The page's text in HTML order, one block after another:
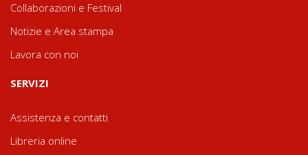
Collaborazioni e Festival
Notizie e Area stampa
Lavora con noi
SERVIZI
Assistenza e contatti
Libreria online